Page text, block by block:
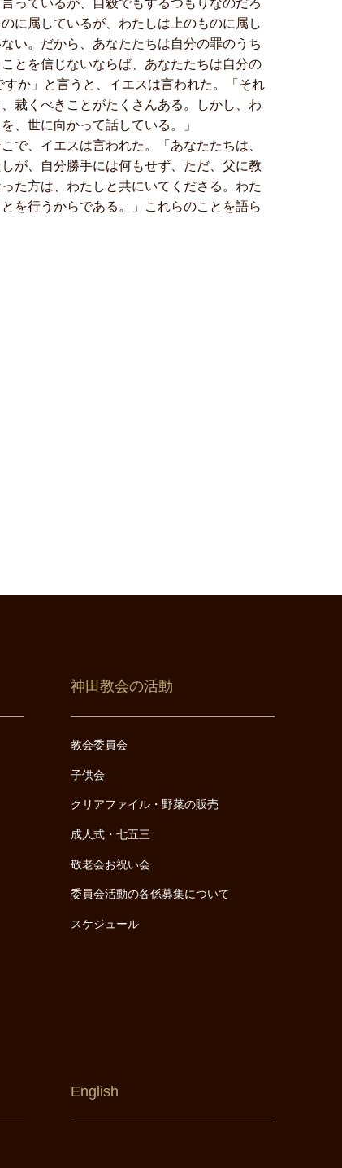
っているが、自殺でもするつもりなのだろ
に属しているが、わたしは上のものに属し
い。だから、あなたたちは自分の罪のうち
とを信じないならば、あなたたちは自分の
か」と言うと、イエスは言われた。「それ
裁くべきことがたくさんある。しかし、わ
、世に向かって話している。」
で、イエスは言われた。「あなたたちは、
が、自分勝手には何もせず、ただ、父に教
た方は、わたしと共にいてくださる。わた
を行うからである。」これらのことを語ら
神田教会の活動
教会委員会
子供会
クリアファイル・野菜の販売
成人式・七五三
敬老会お祝い会
委員会活動の各係募集について
スケジュール
English